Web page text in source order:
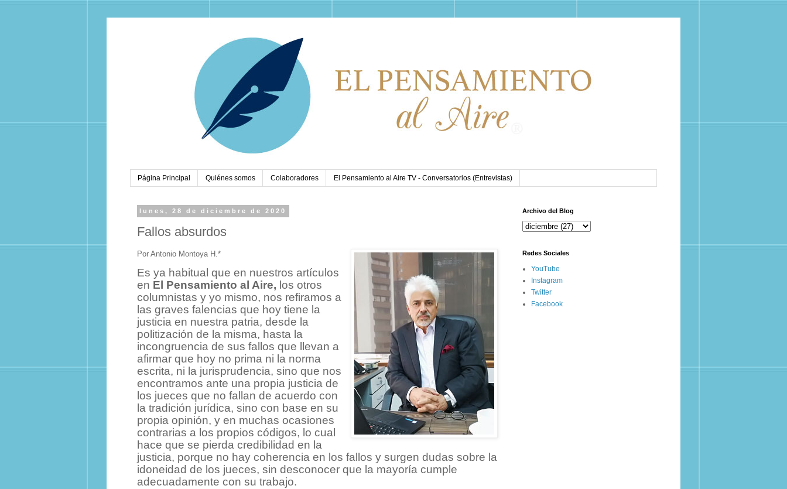
Página Principal Quiénes somos Colaboradores El Pensamiento al Aire TV - Conversatorios (Entrevistas)
lunes, 28 de diciembre de 2020
Fallos absurdos
Por Antonio Montoya H.*
Es ya habitual que en nuestros artículos
en El Pensamiento al Aire, los otros
columnistas y yo mismo, nos refiramos a
las graves falencias que hoy tiene la
justicia en nuestra patria, desde la
politización de la misma, hasta la
incongruencia de sus fallos que llevan a
afirmar que hoy no prima ni la norma
escrita, ni la jurisprudencia, sino que nos
encontramos ante una propia justicia de
los jueces que no fallan de acuerdo con
la tradición jurídica, sino con base en su
propia opinión, y en muchas ocasiones
contrarias a los propios códigos, lo cual
hace que se pierda credibilidad en la
justicia, porque no hay coherencia en los fallos y surgen dudas sobre la
idoneidad de los jueces, sin desconocer que la mayoría cumple
adecuadamente con su trabajo.
Archivo del Blog
Redes Sociales
YouTube
Instagram
Twitter
Facebook